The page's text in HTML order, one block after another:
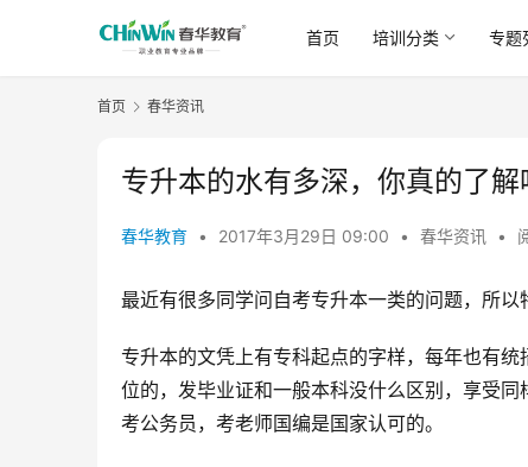
首页 培训分类 专题
首页 春华资讯
专升本的水有多深，你真的了解
春华教育 • 2017年3月29日 09:00 • 春华资讯 •
最近有很多同学问自考专升本一类的问题，所以
专升本的文凭上有专科起点的字样，每年也有
位的，发毕业证和一般本科没什么区别，享受
考公务员，考老师国编是国家认可的。